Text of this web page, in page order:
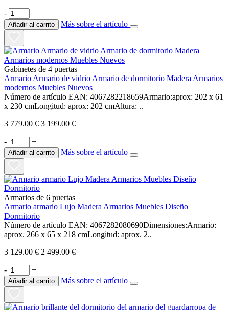
- +
Añadir al carrito Más sobre el artículo
Gabinetes de 4 puertas
Armario Armario de vidrio Armario de dormitorio Madera Armarios
modernos Muebles Nuevos
Número de artículo EAN: 4067282218659Armario:aprox: 202 x 61
x 230 cmLongitud: aprox: 202 cmAltura: ..
3 779.00 € 3 199.00 €
- +
Añadir al carrito Más sobre el artículo
Armarios de 6 puertas
Armario armario Lujo Madera Armarios Muebles Diseño
Dormitorio
Número de artículo EAN: 4067282080690Dimensiones:Armario:
aprox. 266 x 65 x 218 cmLongitud: aprox. 2..
3 129.00 € 2 499.00 €
- +
Añadir al carrito Más sobre el artículo